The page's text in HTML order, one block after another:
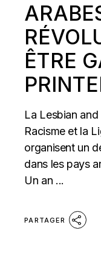
ÊTRE
La Lesbian
Racisme et la
organisent un
dans les pays
Un an ...
PARTAGER